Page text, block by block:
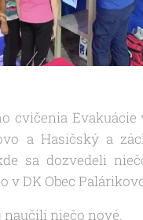
cvičenia
a Hasičský a
sa dozvedeli
v DK Obec
naučili niečo nové.